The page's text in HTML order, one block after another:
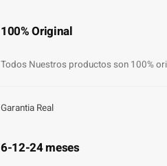
100% Original
Todos Nuestros productos son 100%
Garantia Real
6-12-24 meses